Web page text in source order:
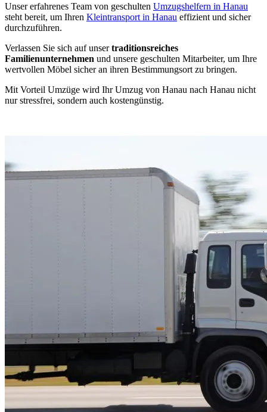
Unser erfahrenes Team von geschulten Umzugshelfern in Hanau
steht bereit, um Ihren Kleintransport in Hanau effizient und sicher
durchzuführen.
Verlassen Sie sich auf unsertraditionsreiches
Familienunternehmen und unsere geschulten Mitarbeiter, um Ihre
wertvollen Möbel sicher an ihren Bestimmungsort zu bringen.
Mit Vorteil Umzüge wird Ihr Umzug von Hanau nach Hanau nicht
nur stressfrei, sondern auch kostengünstig.